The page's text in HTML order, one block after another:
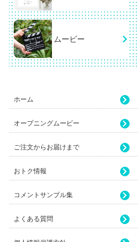
ムービー
ホーム
オープニングムービー
ご注文からお届けまで
おトク情報
コメントサンプル集
よくある質問